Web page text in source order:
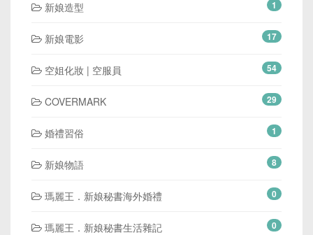
新娘造型 1
新娘電影 17
空姐化妝 | 空服員 54
COVERMARK 29
婚禮習俗 1
新娘物語 8
瑪麗王．新娘秘書海外婚禮 0
瑪麗王．新娘秘書生活雜記 0